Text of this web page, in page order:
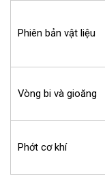
Phiên bản vật liệu
Vòng bi và gioăng
Phớt cơ khí